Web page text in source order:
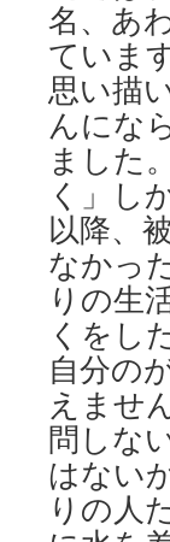
名、あ
ていま
思い描
んにな
ました
く」し
以降、
なかっ
りの生
くをし
自分の
えませ
問しな
はない
りの人